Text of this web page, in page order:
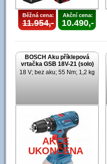
Běžná cena:
11.954,-
Akční cena:
10.490,-
BOSCH Aku příklepová
vrtačka GSB 18V-21 (solo)
18 V; bez aku; 55 Nm; 1,2 kg
AKCE
UKONČENA